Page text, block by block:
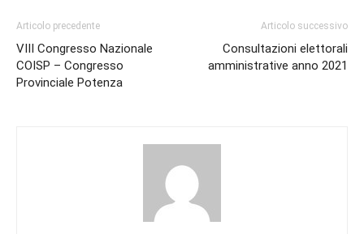
Articolo precedente
VIII Congresso Nazionale
COISP – Congresso
Provinciale Potenza
Articolo successivo
Consultazioni elettorali
amministrative anno 2021